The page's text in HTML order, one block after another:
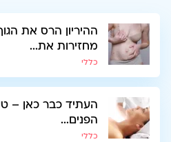
ההיריון הרס את
מחזירות את...
כללי
העתיד כבר כאן –
הפנים...
כללי